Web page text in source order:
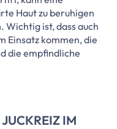
Haut zu beruhigen
Wichtig ist, dass auch
Einsatz kommen, die
die empfindliche
IM